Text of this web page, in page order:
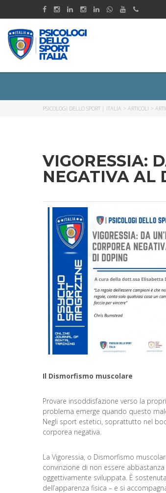
PSICOLOGI DELLO SPORT | ITALIA > ARTICOLI >
VIGORESSIA:
NEGATIVA AL
Il Dismorfismo muscolare
Provare insoddisfazione verso la
problema emerge quando questo
Negli sport estetici, soprattutto nel
corporea negativa.
La Vigoressia, o Dismorfismo
convinzione di non essere
oggettivamente sviluppata. È
dell’apparenza fisica – e si